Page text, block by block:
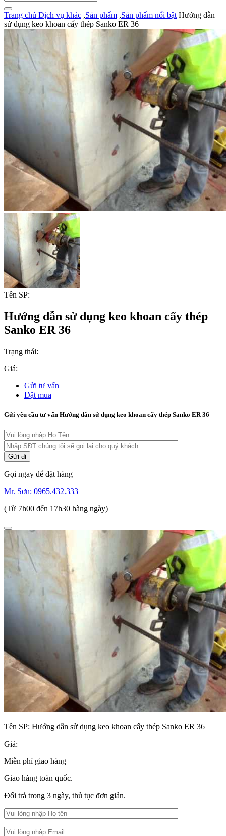
Trang chủ Dịch vụ khác ,Sản phẩm ,Sản phẩm nổi bật Hướng dẫn
sử dụng keo khoan cấy thép Sanko ER 36
Tên SP:
Hướng dẫn sử dụng keo khoan cấy thép
Sanko ER 36
Trạng thái:
Giá:
Gửi tư vấn
Đặt mua
Gửi yêu cầu tư vấn Hướng dẫn sử dụng keo khoan cấy thép Sanko ER 36
Gọi ngay để đặt hàng
Mr. Sơn: 0965.432.333
(Từ 7h00 đến 17h30 hàng ngày)
Tên SP: Hướng dẫn sử dụng keo khoan cấy thép Sanko ER 36
Giá:
Miễn phí giao hàng
Giao hàng toàn quốc.
Đổi trả trong 3 ngày, thủ tục đơn giản.